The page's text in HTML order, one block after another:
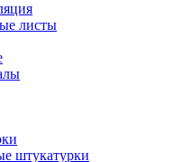
листы
штукатурки